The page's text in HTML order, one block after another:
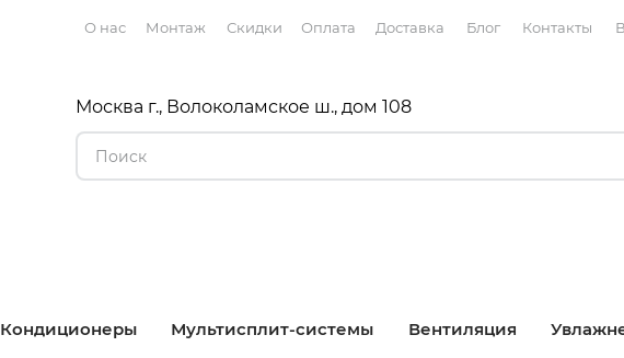
О нас Монтаж Скидки Оплата Доставка Блог Контакты
Москва г., Волоколамское ш., дом 108
Кондиционеры Мультисплит-системы Вентиляция